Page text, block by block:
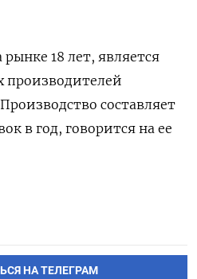
18 лет, является
составляет
в год, говорится на ее
НА ТЕЛЕГРАМ